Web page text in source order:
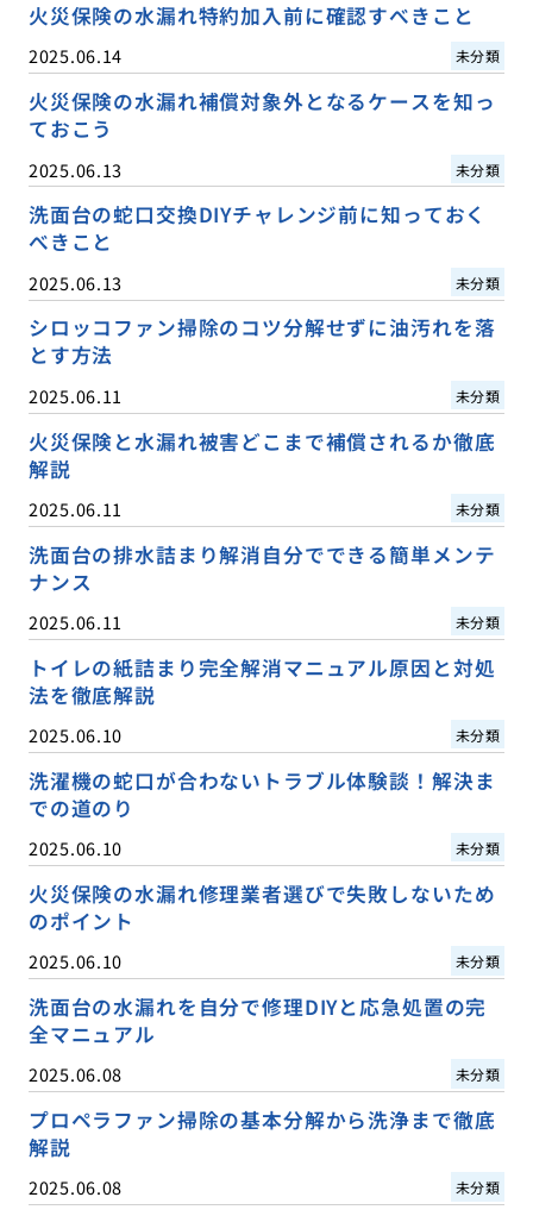
火災保険の水漏れ特約加入前に確認すべきこと
2025.06.14 未分類
火災保険の水漏れ補償対象外となるケースを知っ
ておこう
2025.06.13 未分類
洗面台の蛇口交換DIYチャレンジ前に知っておく
べきこと
2025.06.13 未分類
シロッコファン掃除のコツ分解せずに油汚れを落
とす方法
2025.06.11 未分類
火災保険と水漏れ被害どこまで補償されるか徹底
解説
2025.06.11 未分類
洗面台の排水詰まり解消自分でできる簡単メンテ
ナンス
2025.06.11 未分類
トイレの紙詰まり完全解消マニュアル原因と対処
法を徹底解説
2025.06.10 未分類
洗濯機の蛇口が合わないトラブル体験談！解決ま
での道のり
2025.06.10 未分類
火災保険の水漏れ修理業者選びで失敗しないため
のポイント
2025.06.10 未分類
洗面台の水漏れを自分で修理DIYと応急処置の完
全マニュアル
2025.06.08 未分類
プロペラファン掃除の基本分解から洗浄まで徹底
解説
2025.06.08 未分類